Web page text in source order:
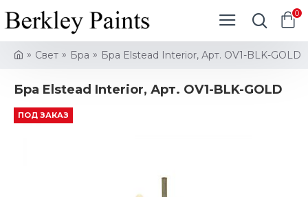
0
Свет Бра Бра Elstead Interior, Арт. OV1-BLK-GOLD
Бра Elstead Interior, Арт. OV1-BLK-GOLD
ПОД ЗАКАЗ